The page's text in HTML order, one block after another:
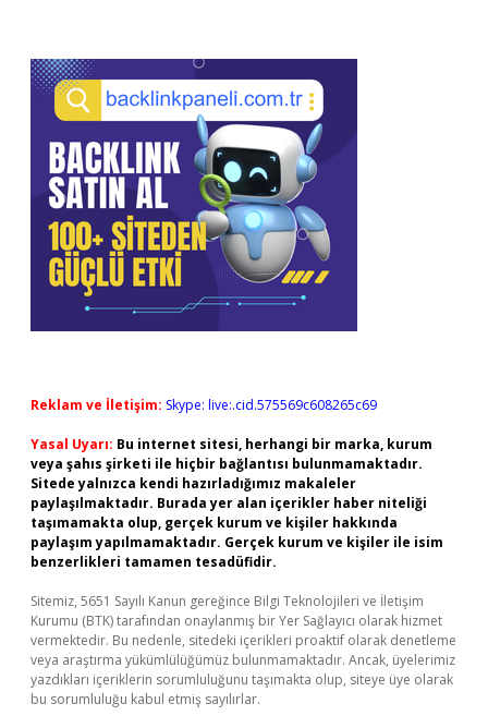
Reklam ve İletişim: Skype: live:.cid.575569c608265c69
Yasal Uyarı: Bu internet sitesi, herhangi bir marka, kurum
veya şahıs şirketi ile hiçbir bağlantısı bulunmamaktadır.
Sitede yalnızca kendi hazırladığımız makaleler
paylaşılmaktadır. Burada yer alan içerikler haber niteliği
taşımamakta olup, gerçek kurum ve kişiler hakkında
paylaşım yapılmamaktadır. Gerçek kurum ve kişiler ile isim
benzerlikleri tamamen tesadüfidir.
Sitemiz, 5651 Sayılı Kanun gereğince Bilgi Teknolojileri ve İletişim
Kurumu (BTK) tarafından onaylanmış bir Yer Sağlayıcı olarak hizmet
vermektedir. Bu nedenle, sitedeki içerikleri proaktif olarak denetleme
veya araştırma yükümlülüğümüz bulunmamaktadır. Ancak, üyelerimiz
yazdıkları içeriklerin sorumluluğunu taşımakta olup, siteye üye olarak
bu sorumluluğu kabul etmiş sayılırlar.